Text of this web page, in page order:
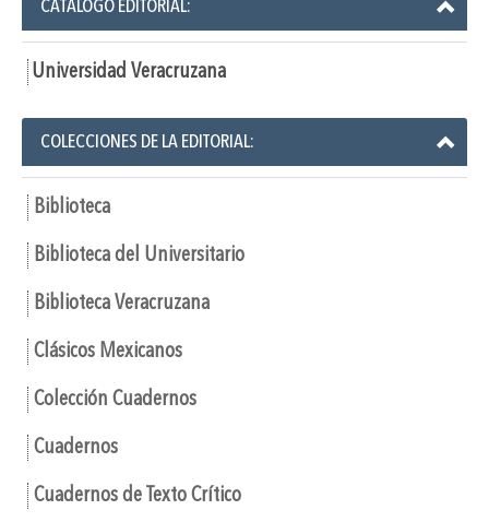
CATÁLOGO EDITORIAL:
Universidad Veracruzana
COLECCIONES DE LA EDITORIAL:
Biblioteca
Biblioteca del Universitario
Biblioteca Veracruzana
Clásicos Mexicanos
Colección Cuadernos
Cuadernos
Cuadernos de Texto Crítico